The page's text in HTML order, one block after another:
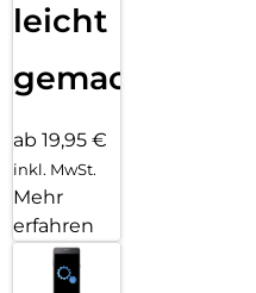
leicht
gemacht!
ab 19,95 €
inkl. MwSt.
Mehr
erfahren